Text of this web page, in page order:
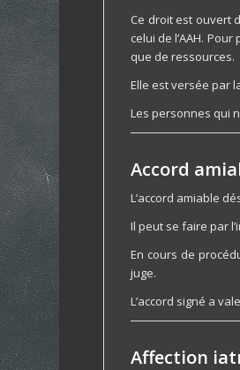
Ce droit est ouvert
celui de l’AAH.
que de ressources.
Elle est versée par
Les personnes qui
Accord
L’accord amiable
Il peut se faire par
En cours de
juge.
L’accord signé a
Affection